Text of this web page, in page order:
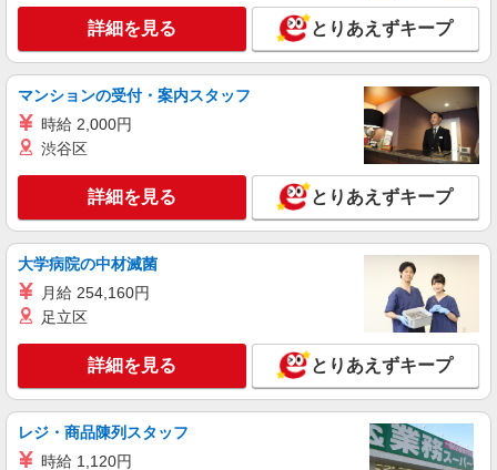
基づき交通費支給
東京都港区（東京メトロ千代田線赤坂駅）
キープ 詳細を見る
派遣社員
株式会社パソナ・東京キャリアセンター/KT6001175774
法務事務/一般事務
時給2000円 ★交通費規定に基づき交通費支給
東京都港区（東京メトロ南北線六本木一丁目
駅）
詳細を見る
株式会社パソナ・東京キャリアセンター/KT6001177393
人事労務
月給324000円 ★交通費規定に基づき交通費支
詳細を見る とりあえずキープ
マンションの受付・案内スタッフ
時給 2,000円
渋谷区
詳細を見る とりあえずキープ
大学病院の中材滅菌
月給 254,160円
足立区
詳細を見る とりあえずキープ
レジ・商品陳列スタッフ
時給 1,120円